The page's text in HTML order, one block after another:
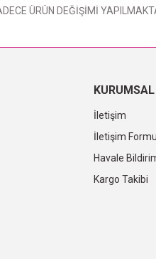
ÜRÜN DEĞİŞİMİ
KURUMSAL
İletişim
İletişim Formu
Havale
Kargo Takibi